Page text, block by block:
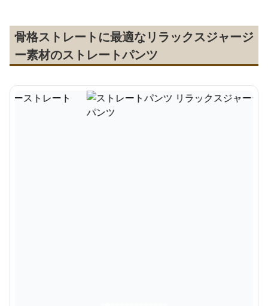
骨格ストレートに最適なリラックスジャージ
ー素材のストレートパンツ